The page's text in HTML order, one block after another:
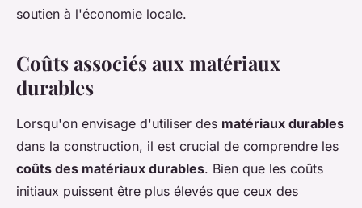
soutien à l'économie locale.
Coûts associés aux matériaux
durables
Lorsqu'on envisage d'utiliser des matériaux durables
dans la construction, il est crucial de comprendre les
coûts des matériaux durables. Bien que les coûts
initiaux puissent être plus élevés que ceux des